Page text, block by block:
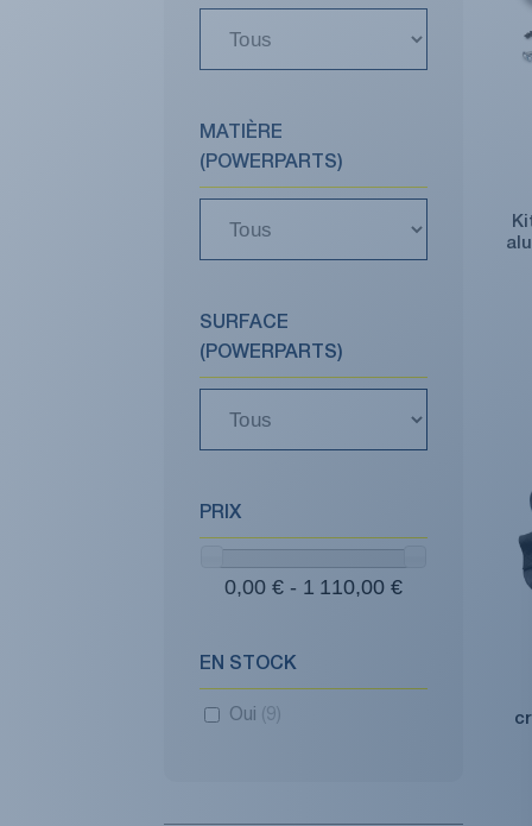
MATIÈRE
(POWERPARTS)
SURFACE
(POWERPARTS)
PRIX
0,00 € - 1 110,00 €
EN STOCK
Oui (9)